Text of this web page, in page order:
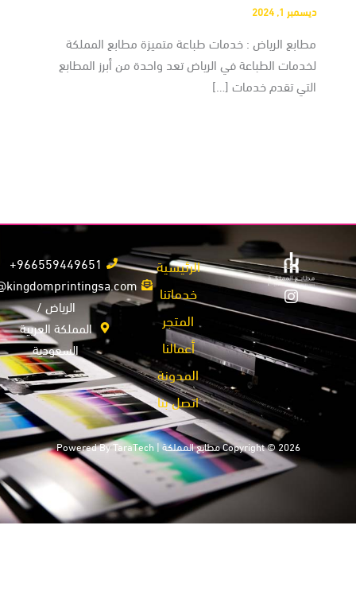
ديسمبر 1, 2024
مطابع الرياض : خدمات طباعة متميزة مطابع المملكة
لخدمات الطباعة في الرياض تعد واحدة من أبرز المطابع
التي تقدم خدمات […]
الرئيسية
خدماتنا
المتجر
أعمالنا
المدونة
اتصل بنا
966559449651+
info@kingdomprintingsa.com
الرياض /
المملكة العربية
السعودية
Copyright © 2026 مطابع المملكة | Powered By TaraTech